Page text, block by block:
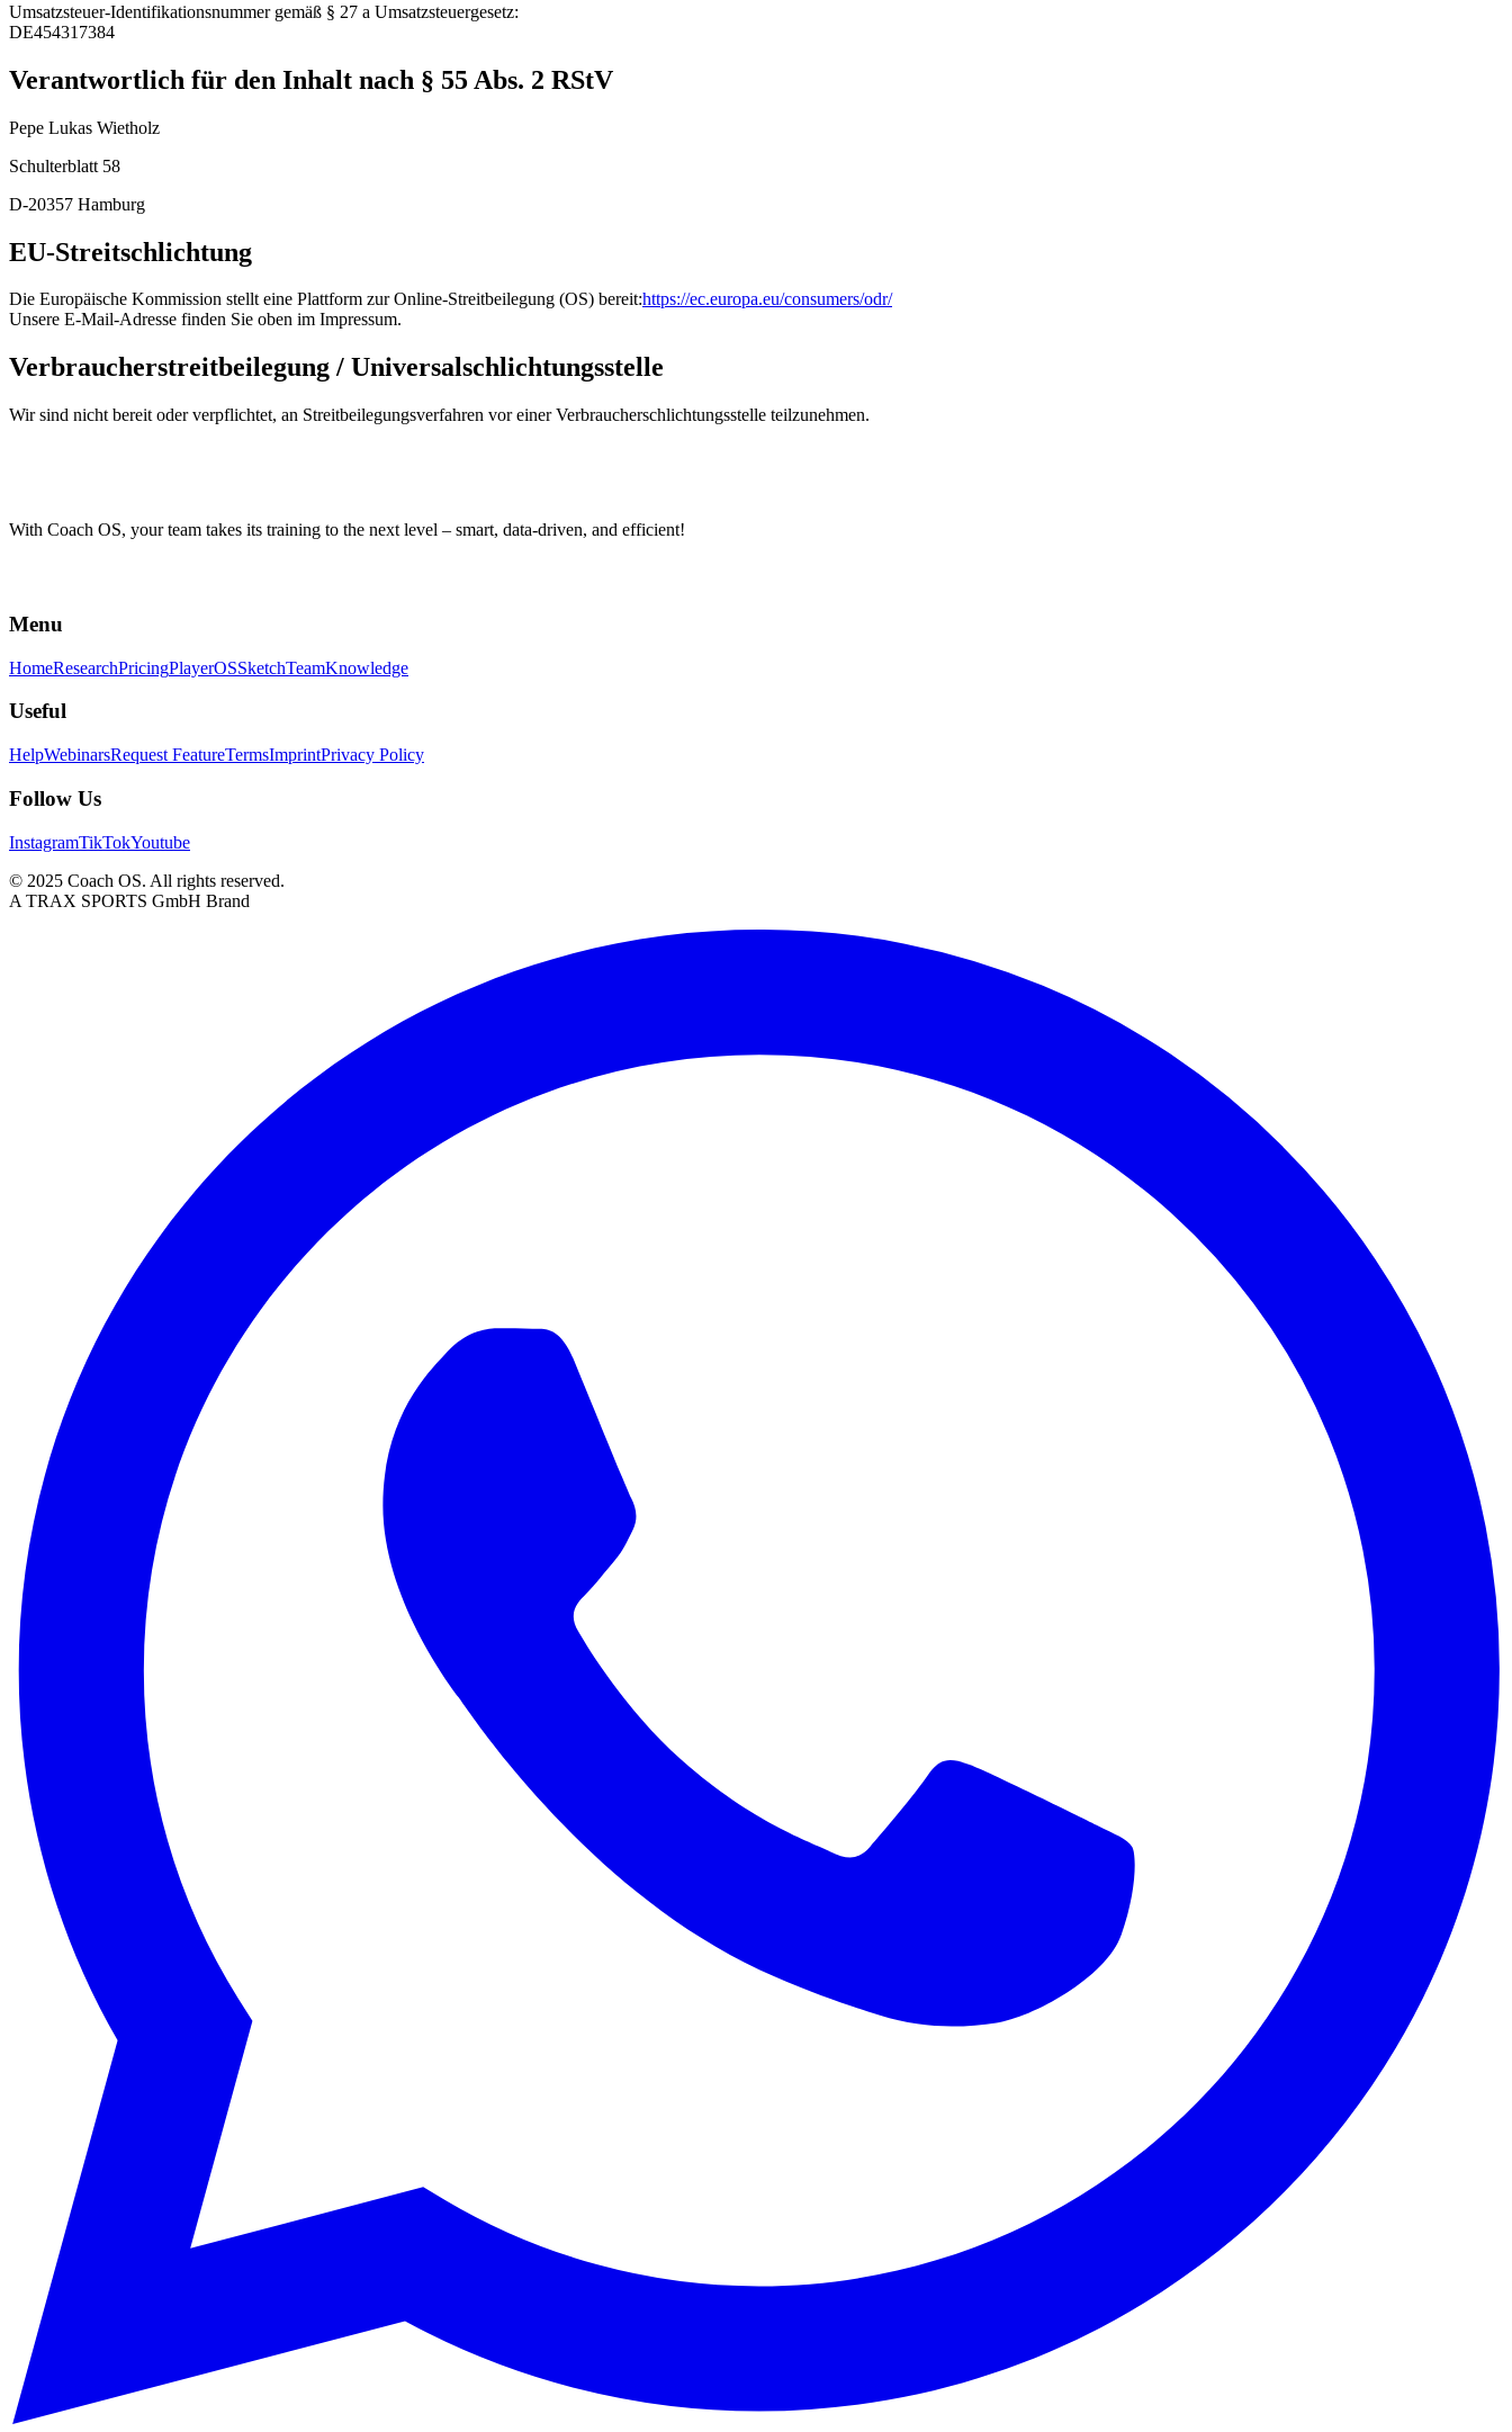
Umsatzsteuer-Identifikationsnummer gemäß § 27 a Umsatzsteuergesetz:
DE454317384
Verantwortlich für den Inhalt nach § 55 Abs. 2 RStV
Pepe Lukas Wietholz
Schulterblatt 58
D-20357 Hamburg
EU-Streitschlichtung
Die Europäische Kommission stellt eine Plattform zur Online-Streitbeilegung (OS) bereit:https://ec.europa.eu/consumers/odr/
Unsere E-Mail-Adresse finden Sie oben im Impressum.
Verbraucherstreitbeilegung / Universalschlichtungsstelle
Wir sind nicht bereit oder verpflichtet, an Streitbeilegungsverfahren vor einer Verbraucherschlichtungsstelle teilzunehmen.
With Coach OS, your team takes its training to the next level – smart, data-driven, and efficient!
Menu
HomeResearchPricingPlayerOSSketchTeamKnowledge
Useful
HelpWebinarsRequest FeatureTermsImprintPrivacy Policy
Follow Us
InstagramTikTokYoutube
© 2025 Coach OS. All rights reserved.
A TRAX SPORTS GmbH Brand